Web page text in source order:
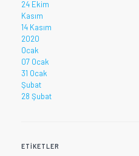
24 Ekim
Kasım
14 Kasım
2020
Ocak
07 Ocak
31 Ocak
Şubat
28 Şubat
ETIKETLER